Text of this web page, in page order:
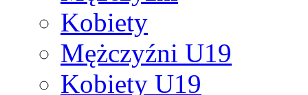
Kobiety
Mężczyźni U19
Kobiety U19